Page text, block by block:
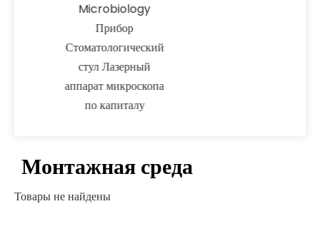
Microbiology
Прибор
Стоматологический
стул Лазерный
аппарат микроскопа
по капиталу
Монтажная среда
Товары не найдены